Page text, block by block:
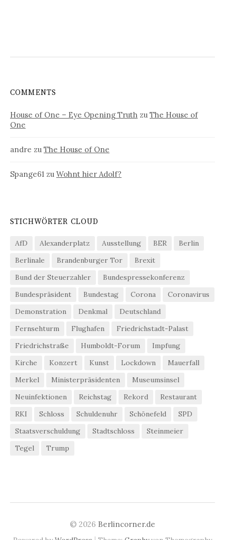
COMMENTS
House of One – Eye Opening Truth zu The House of
One
andre zu The House of One
Spange61 zu Wohnt hier Adolf?
STICHWÖRTER CLOUD
AfD Alexanderplatz Ausstellung BER
Berlin
Berlinale
Brandenburger Tor
Brexit
Bund der Steuerzahler
Bundespressekonferenz
Bundespräsident
Bundestag Corona
Coronavirus
Demonstration
Denkmal
Deutschland
Fernsehturm
Flughafen
Friedrichstadt-Palast
Friedrichstraße
Humboldt-Forum
Impfung
Kirche
Konzert Kunst Lockdown
Mauerfall
Merkel
Ministerpräsidenten
Museumsinsel
Neuinfektionen
Reichstag Rekord
Restaurant
RKI
Schloss Schuldenuhr Schönefeld
SPD
Staatsverschuldung
Stadtschloss
Steinmeier
Tegel
Trump
© 2026 Berlincorner.de